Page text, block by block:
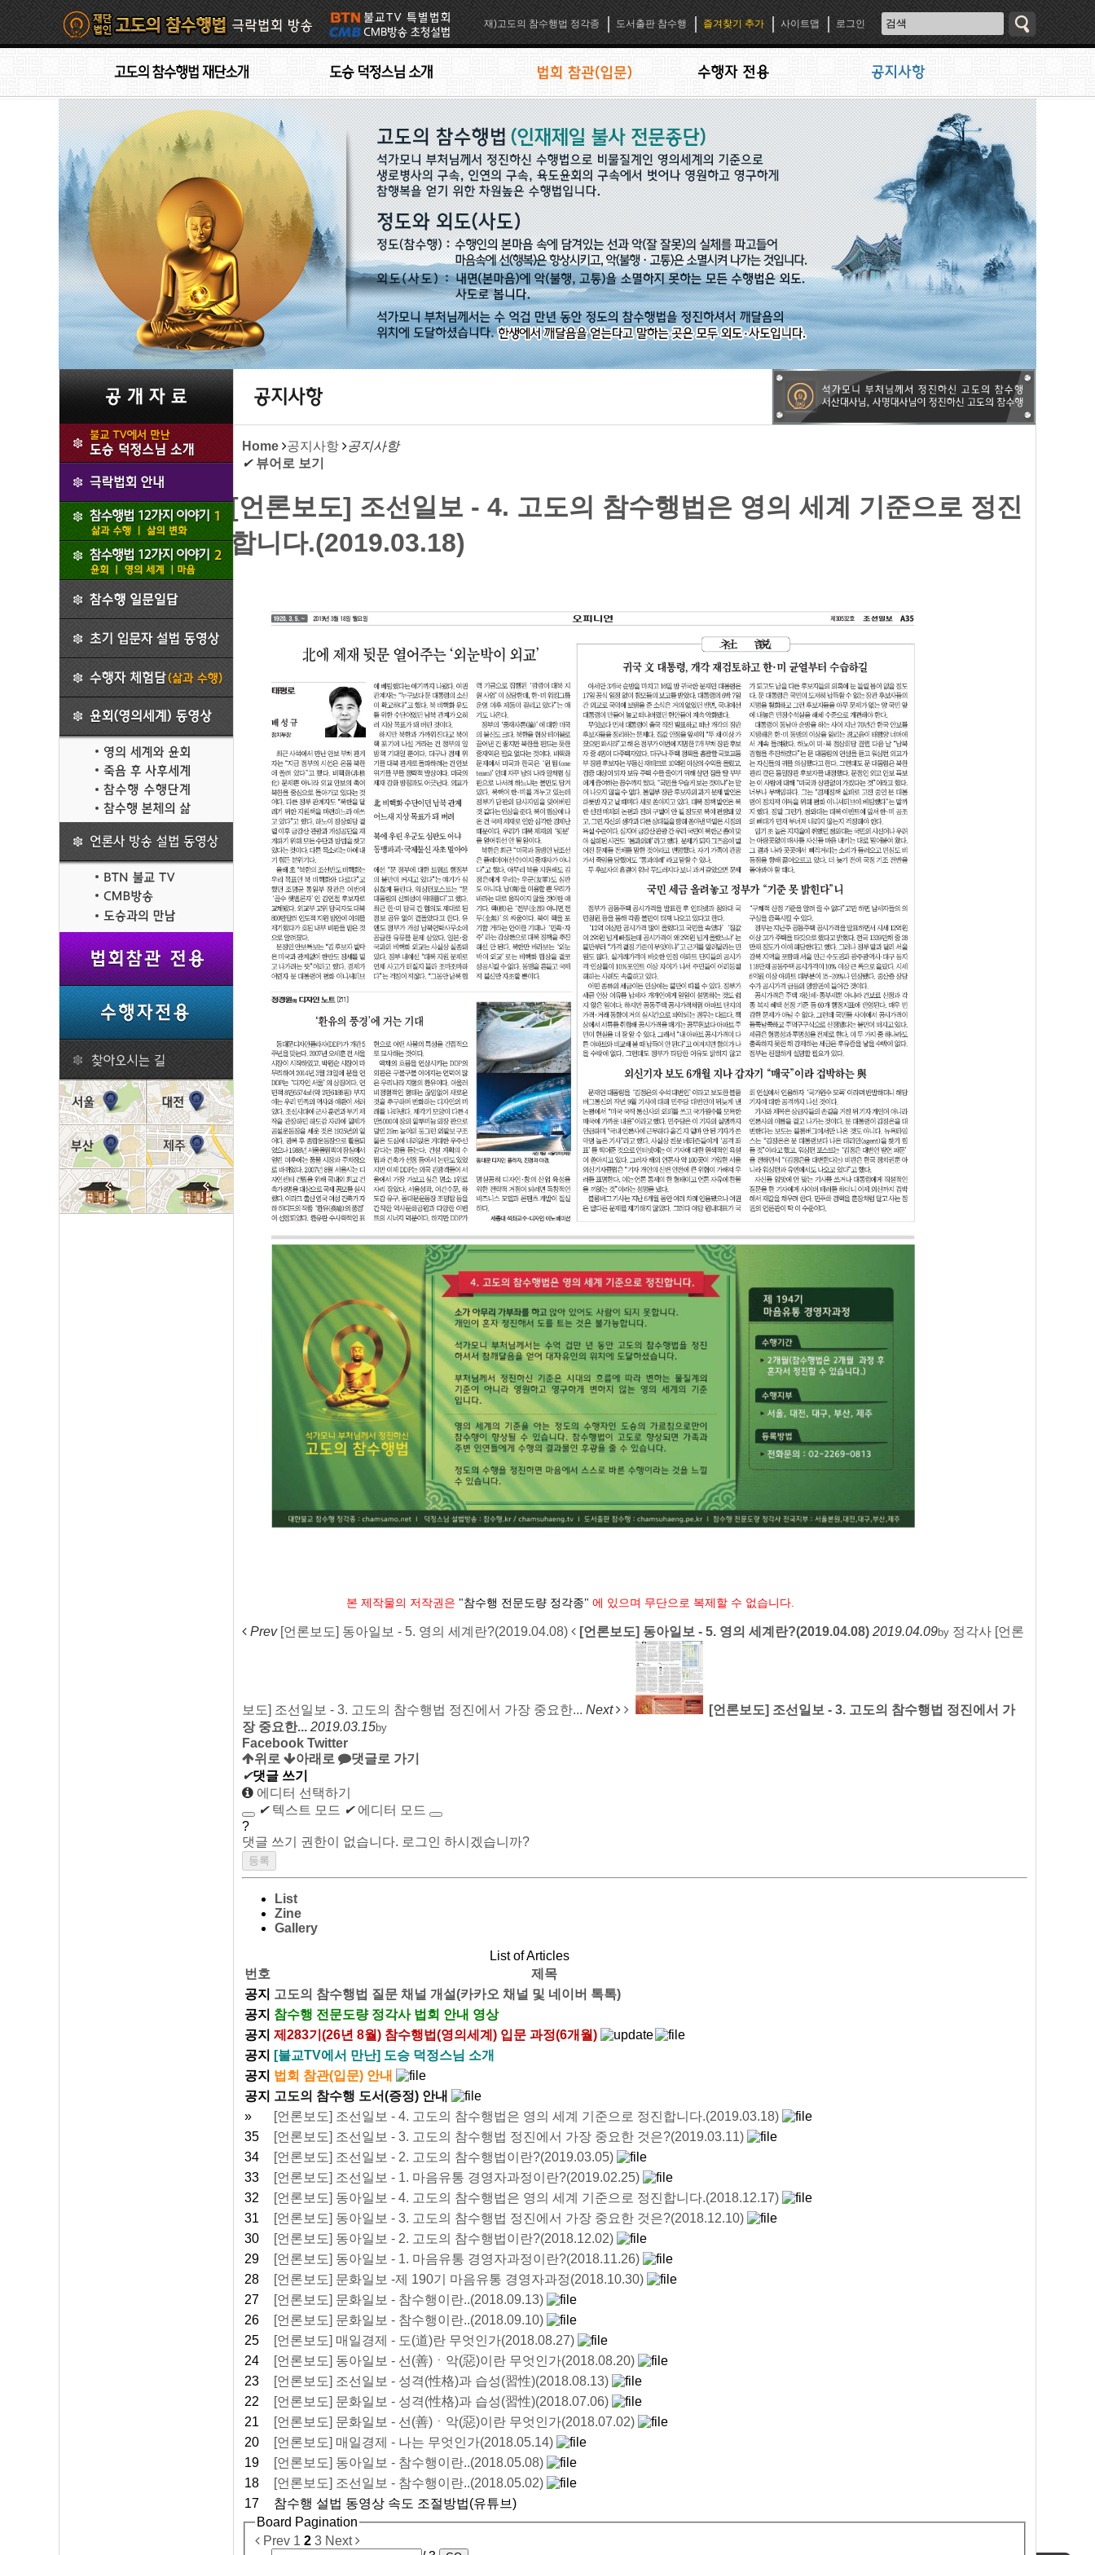
재)고도의 참수행법 정각종 도서출판 참수행 즐겨찾기 추가 사이트맵 로그인
Home 공지사항
공지사항
✔ 뷰어로 보기
[언론보도] 조선일보 - 4. 고도의 참수행법은 영의 세계 기준으로 정진
합니다.(2019.03.18)
본 제작물의 저작권은 "참수행 전문도량 정각종" 에 있으며 무단으로 복제할 수 없습니다.
Prev[언론보도] 동아일보 - 5. 영의 세계란?(2019.04.08) [언론보도] 동아일보 - 5. 영의 세계란?(2019.04.08) 2019.04.09by 정각사 [언론
보도] 조선일보 - 3. 고도의 참수행법 정진에서 가장 중요한... Next
[언론보도] 조선일보 - 3. 고도의 참수행법 정진에서 가
장 중요한... 2019.03.15by
Facebook Twitter
위로
아래로
댓글로 가기
✔댓글 쓰기
에디터 선택하기
✔ 텍스트 모드 ✔ 에디터 모드
?
댓글 쓰기 권한이 없습니다. 로그인 하시겠습니까?
List
Zine
Gallery
List of Articles
번호
제목
공지
고도의 참수행법 질문 채널 개설(카카오 채널 및 네이버 톡톡)
공지 참수행 전문도량 정각사 법회 안내 영상
공지 제283기(26년 8월) 참수행법(영의세계) 입문 과정(6개월)
공지
[불교TV에서 만난] 도승 덕정스님 소개
공지 법회 참관(입문) 안내
공지 고도의 참수행 도서(증정) 안내
»
[언론보도] 조선일보 - 4. 고도의 참수행법은 영의 세계 기준으로 정진합니다.(2019.03.18)
35
[언론보도] 조선일보 - 3. 고도의 참수행법 정진에서 가장 중요한 것은?(2019.03.11)
34
[언론보도] 조선일보 - 2. 고도의 참수행법이란?(2019.03.05)
33
[언론보도] 조선일보 - 1. 마음유통 경영자과정이란?(2019.02.25)
32
[언론보도] 동아일보 - 4. 고도의 참수행법은 영의 세계 기준으로 정진합니다.(2018.12.17)
31
[언론보도] 동아일보 - 3. 고도의 참수행법 정진에서 가장 중요한 것은?(2018.12.10)
30
[언론보도] 동아일보 - 2. 고도의 참수행법이란?(2018.12.02)
29
[언론보도] 동아일보 - 1. 마음유통 경영자과정이란?(2018.11.26)
28
[언론보도] 문화일보 -제 190기 마음유통 경영자과정(2018.10.30)
27
[언론보도] 문화일보 - 참수행이란..(2018.09.13)
26
[언론보도] 문화일보 - 참수행이란..(2018.09.10)
25
[언론보도] 매일경제 - 도(道)란 무엇인가(2018.08.27)
24
[언론보도] 동아일보 - 선(善)ㆍ악(惡)이란 무엇인가(2018.08.20)
23
[언론보도] 조선일보 - 성격(性格)과 습성(習性)(2018.08.13)
22
[언론보도] 문화일보 - 성격(性格)과 습성(習性)(2018.07.06)
21
[언론보도] 문화일보 - 선(善)ㆍ악(惡)이란 무엇인가(2018.07.02)
20
[언론보도] 매일경제 - 나는 무엇인가(2018.05.14)
19
[언론보도] 동아일보 - 참수행이란..(2018.05.08)
18
[언론보도] 조선일보 - 참수행이란..(2018.05.02)
17
참수행 설법 동영상 속도 조절방법(유튜브)
Board Pagination
Prev 1 2 3 Next